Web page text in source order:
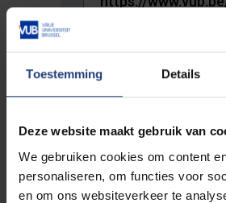
Toestemming Details
Deze website maakt gebruik van
We gebruiken cookies om content
personaliseren, om functies voor
en om ons websiteverkeer te
De volledige URL van de pagina